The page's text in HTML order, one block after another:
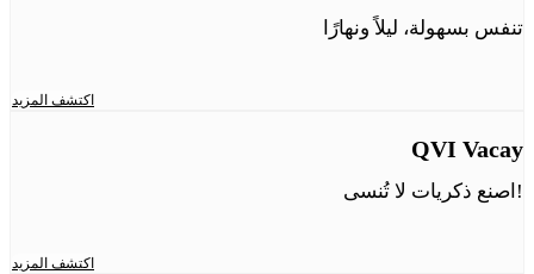
تنفس بسهولة، ليلاً ونهارًا
اكتشف المزيد
QVI Vacay
اصنع ذكريات لا تُنسى!
اكتشف المزيد